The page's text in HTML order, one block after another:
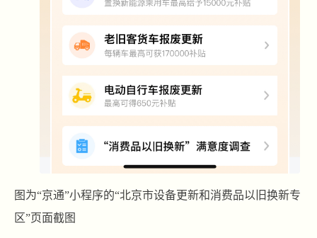
图为“京通”小程序的“北京市设备更新和消费品以旧换新专
区”页面截图